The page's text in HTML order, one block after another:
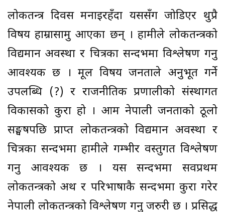
लोकतन्त्र दिवस मनाइरहँदा यससँग जोडिएर थुप्रै
विषय हाम्रासामु आएका छन् । हामीले लोकतन्त्रको
विद्यमान अवस्था र चित्रका सन्दर्भमा विश्लेषण गर्नु
आवश्यक छ । मूल विषय जनताले अनुभूत गर्ने
उपलब्धि (?) र राजनीतिक प्रणालीको संस्थागत
विकासको कुरा हो । आम नेपाली जनताको ठूलो
सङ्घर्षपछि प्राप्त लोकतन्त्रको विद्यमान अवस्था र
चित्रका सन्दर्भमा हामीले गम्भीर वस्तुगत विश्लेषण
गर्नु आवश्यक छ । यस सन्दर्भमा सर्वप्रथम
लोकतन्त्रको अर्थ र परिभाषाकै सन्दर्भमा कुरा गरेर
नेपाली लोकतन्त्रको विश्लेषण गर्नु जरुरी छ । प्रसिद्ध